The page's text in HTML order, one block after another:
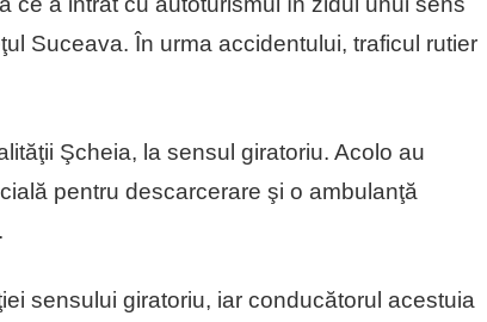
Suceava. În urma accidentului, traficul rutier
Şcheia, la sensul giratoriu. Acolo au
pentru descarcerare şi o ambulanţă
sensului giratoriu, iar conducătorul acestuia